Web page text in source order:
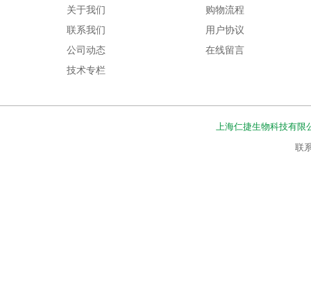
关于我们
联系我们
公司动态
技术专栏
购物流程
用户协议
在线留言
上海仁捷生物科技有限
联